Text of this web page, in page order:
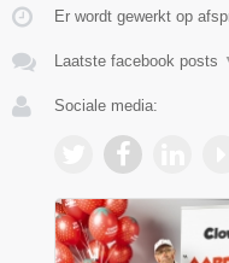
Er wordt gewerkt op
Laatste facebook posts
Sociale media: